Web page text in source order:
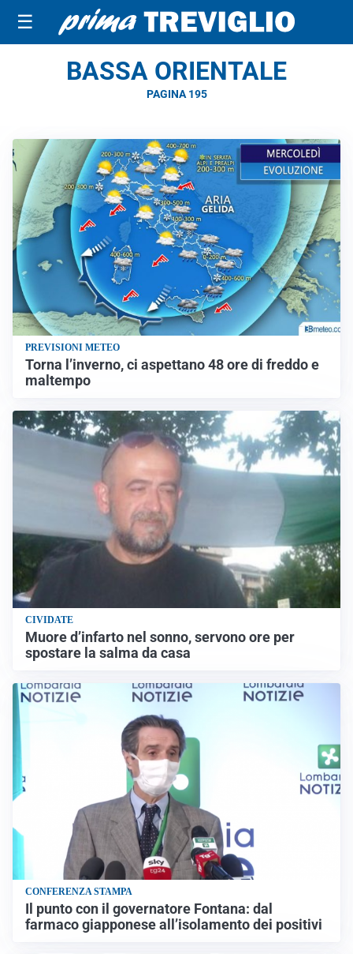
☰
BASSA ORIENTALE
PAGINA 195
PREVISIONI METEO
Torna l’inverno, ci aspettano 48 ore di freddo e
maltempo
CIVIDATE
Muore d’infarto nel sonno, servono ore per
spostare la salma da casa
CONFERENZA STAMPA
Il punto con il governatore Fontana: dal
farmaco giapponese all’isolamento dei positivi